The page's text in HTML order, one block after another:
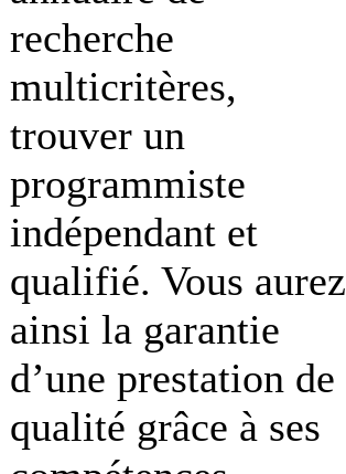
recherche
multicritères,
trouver un
programmiste
indépendant et
qualifié. Vous aurez
ainsi la garantie
d’une prestation de
qualité grâce à ses